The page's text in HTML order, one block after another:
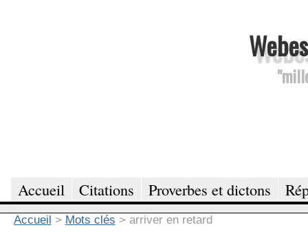
Accueil Citations Proverbes et dictons
Accueil > Mots clés > arriver en retard